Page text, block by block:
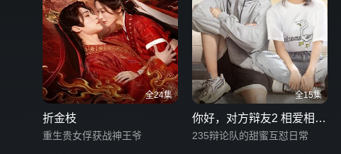
全24集
折金枝
重生贵女俘获战神王爷
全15集
你好，对方辩友2 相爱相杀
日常
235辩论队的甜蜜互怼日常